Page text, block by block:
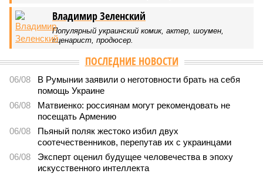
Владимир Зеленский
Популярный украинский комик, актер, шоумен,
сценарист, продюсер.
ПОСЛЕДНИЕ НОВОСТИ
06/08
В Румынии заявили о неготовности брать на себя
помощь Украине
06/08
Матвиенко: россиянам могут рекомендовать не
посещать Армению
06/08
Пьяный поляк жестоко избил двух
соотечественников, перепутав их с украинцами
06/08
Эксперт оценил будущее человечества в эпоху
искусственного интеллекта